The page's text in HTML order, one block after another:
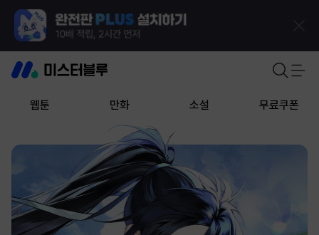
웹툰 만화 소설 무료쿠폰